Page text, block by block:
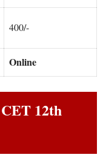
400/-
Online
12th